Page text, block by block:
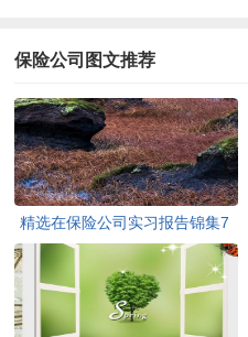
保险公司图文推荐
精选在保险公司实习报告锦集7
篇